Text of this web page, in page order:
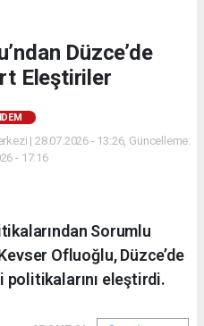
Düzce’de
Eleştiriler
| 28.07.2026 - 13:26, Güncelleme:
- 17:16
Sorumlu
Ofluoğlu, Düzce’de
politikalarını eleştirdi.